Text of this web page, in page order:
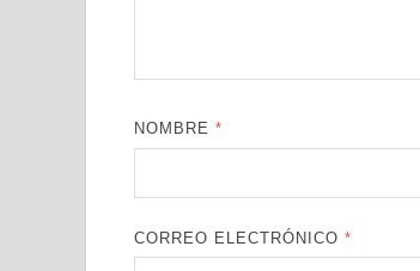
NOMBRE*
CORREO ELECTRÓNICO*